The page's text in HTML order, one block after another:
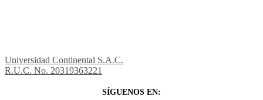
Universidad Continental S.A.C.
R.U.C. No. 20319363221
SÍGUENOS EN: